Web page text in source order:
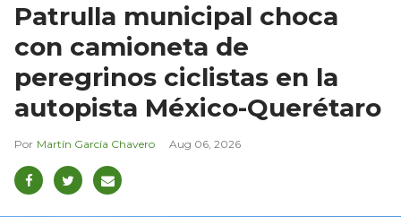
Patrulla municipal choca
con camioneta de
peregrinos ciclistas en la
autopista México-Querétaro
Martín García Chavero Aug 06, 2026